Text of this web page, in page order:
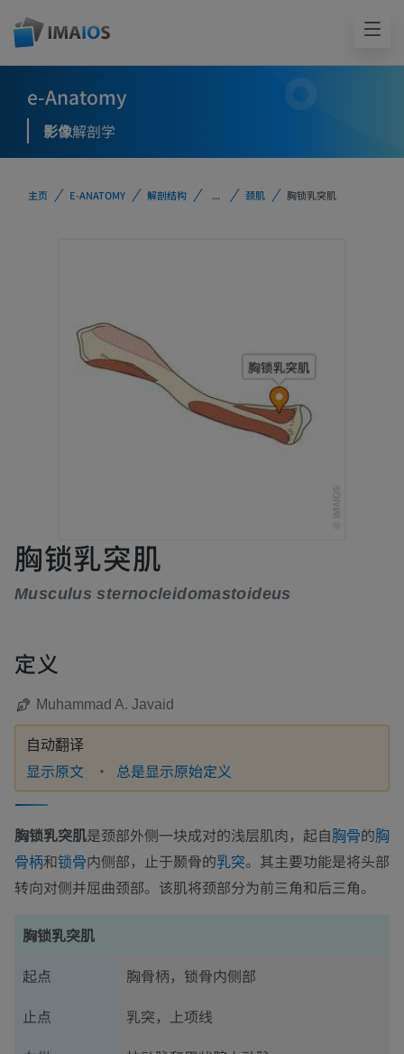
e-Anatomy
影像解剖学
主页 E-ANATOMY 解剖结构 ... 颈肌 胸锁乳突肌
胸锁乳突肌
Musculus sternocleidomastoideus
定义
Muhammad A. Javaid
自动翻译
显示原文 总是显示原始定义
胸锁乳突肌是颈部外侧一块成对的浅层肌肉，起自胸骨的胸
骨柄和锁骨内侧部，止于颞骨的乳突。其主要功能是将头部
转向对侧并屈曲颈部。该肌将颈部分为前三角和后三角。
胸锁乳突肌
起点
胸骨柄，锁骨内侧部
止点
乳突，上项线